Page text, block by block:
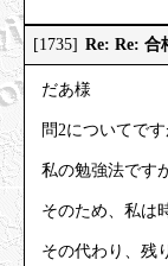
[1735] Re: Re: 合
だあ様
問2についてで
私の勉強法です
そのため、私は
その代わり、残